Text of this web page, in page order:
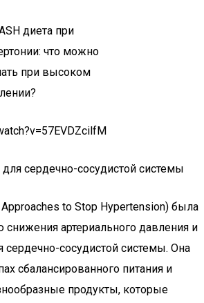
сердечно-сосудистой системы
to Stop Hypertension) была
снижения артериального давления и
сердечно-сосудистой системы. Она
сбалансированного питания и
продукты, которые